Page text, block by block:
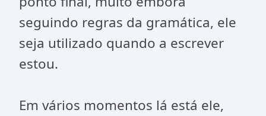
seguindo regras da gramática, ele
seja utilizado quando a escrever
estou.
Em vários momentos lá está ele,